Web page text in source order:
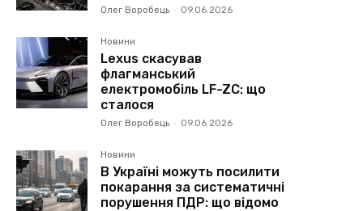
Олег Воробець - 09.06.2026
Новини
Lexus скасував
флагманський
електромобіль LF-ZC: що
сталося
Олег Воробець - 09.06.2026
Новини
В Україні можуть посилити
покарання за систематичні
порушення ПДР: що відомо